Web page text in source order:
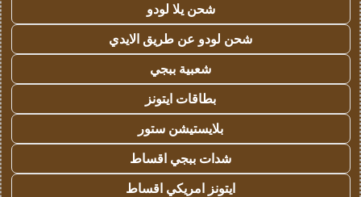
شحن يلا لودو
شحن لودو عن طريق الايدي
شعبية ببجي
بطاقات ايتونز
بلايستيشن ستور
شدات ببجي اقساط
ايتونز امريكي اقساط